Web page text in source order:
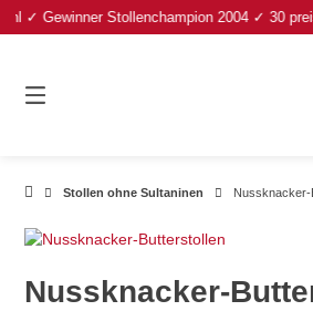
Springe
zum
✓ Gewinner Stollenchampion 2004 ✓ 30
Stollen ohne Sultaninen Nussknacker-
Nussknacker-